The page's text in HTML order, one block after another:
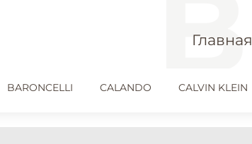
Главная
BARONCELLI CALANDO CALVIN KLEIN